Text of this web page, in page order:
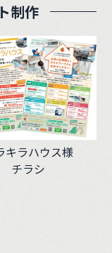
制作
キラハウス様
チラシ